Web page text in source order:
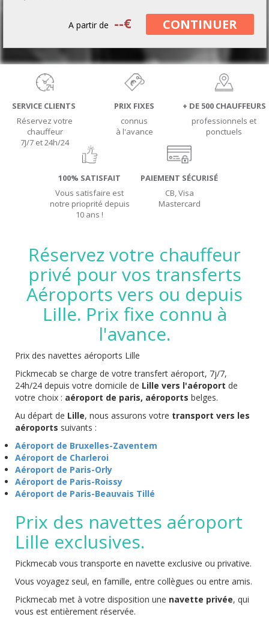
A partir de --€ CONTINUER
SERVICE CLIENTS
Réservez votre
chauffeur
7J/7 et 24h/24
PRIX FIXES
connus
à l'avance
+ DE 500 CHAUFFEURS
professionnels et
ponctuels
100% SATISFAIT
Vous satisfaire est
notre prioprité depuis
10 ans !
PAIEMENT SÉCURISÉ
CB, Visa
Mastercard
Réservez votre chauffeur
privé pour vos transferts
Aéroports vers ou depuis
Lille. Prix fixe connu à
l'avance.
Prix des navettes aéroports Lille
Pickmecab se charge de votre transfert aéroport, 7j/7,
24h/24 depuis votre domicile de Lille vers l'aéroport de
votre choix : aéroport de paris, aéroports belges.
Au départ de Lille, nous assurons votre transport vers les
aéroports suivants :
Aéroport de Bruxelles-Zaventem
Aéroport de Charleroi
Aéroport de Paris-Orly
Aéroport de Paris-Roissy
Aéroport de Paris-Beauvais Tillé
Prix des navettes aéroport
Lille exclusives.
Pickmecab vous transporte en navette exclusive ou privative.
Vous voyagez seul, en famille, entre collègues ou entre amis.
Pickmecab met à votre disposition une navette privée, qui
vous est entièrement réservée.